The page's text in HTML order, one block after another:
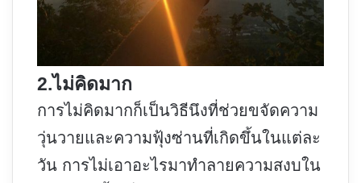
2.ไม่คิดมาก
การไม่คิดมากก็เป็นวิธีนึงที่ช่วยขจัดความ
วุ่นวายและความฟุ้งซ่านที่เกิดขึ้นในแต่ละ
วัน การไม่เอาอะไรมาทำลายความสงบใน